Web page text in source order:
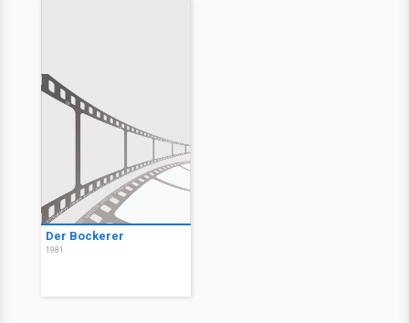
Der Bockerer
1981